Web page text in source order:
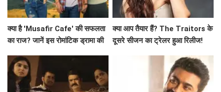
क्या है 'Musafir Cafe' की सफलता
का राज? जानें इस रोमांटिक ड्रामा की
क्या आप तैयार हैं? The Traitors के
दूसरे सीजन का ट्रेलर हुआ रिलीज!